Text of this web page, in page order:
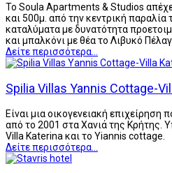
Το Soula Apartments & Studios
και 500μ. από την κεντρική
καταλύματα με δυνατότητα
και μπαλκόνι με θέα το Λιβυκό
Δείτε περισσότερα...
Spilia Villas Yannis Cottage-
Είναι μια οικογενειακή επιχείρηση
από το 2001 στα Χανιά της Κρήτης.
Villa Katerina και το Yiannis cottage.
Δείτε περισσότερα...